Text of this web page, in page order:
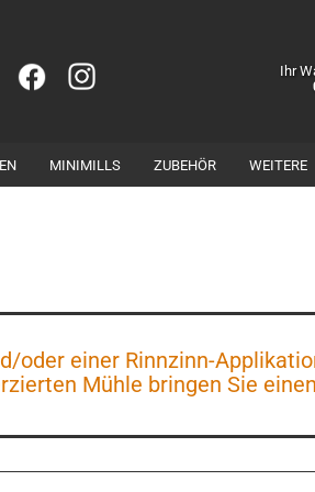
Ihr
MINIMILLS ZUBEHÖR WEITERE
oder einer Rinnzinn-
Mühle bringen Sie